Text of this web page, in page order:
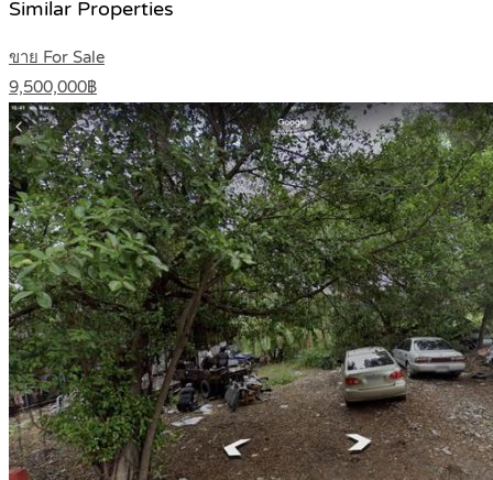
Similar Properties
ขาย For Sale
9,500,000฿